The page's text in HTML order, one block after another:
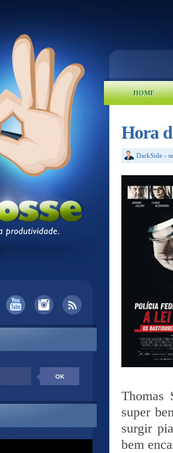
HOME
Hora
DarkSide -
Thomas
super
surgir
bem